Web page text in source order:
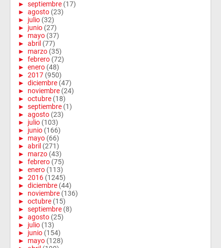
► septiembre (17)
► agosto (23)
► julio (32)
► junio (27)
► mayo (37)
► abril (77)
► marzo (35)
► febrero (72)
► enero (48)
► 2017 (950)
► diciembre (47)
► noviembre (24)
► octubre (18)
► septiembre (1)
► agosto (23)
► julio (103)
► junio (166)
► mayo (66)
► abril (271)
► marzo (43)
► febrero (75)
► enero (113)
► 2016 (1245)
► diciembre (44)
► noviembre (136)
► octubre (15)
► septiembre (8)
► agosto (25)
► julio (13)
► junio (154)
► mayo (128)